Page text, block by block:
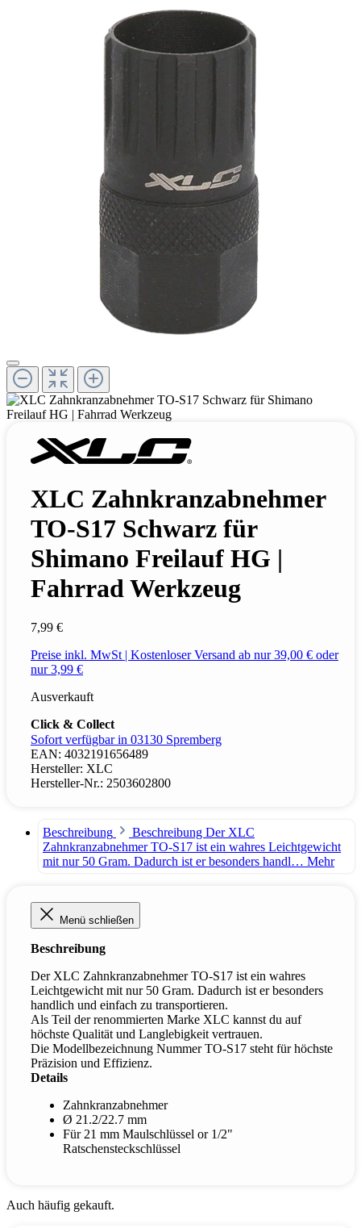
XLC Zahnkranzabnehmer
TO-S17 Schwarz für
Shimano Freilauf HG |
Fahrrad Werkzeug
7,99 €
Preise inkl. MwSt | Kostenloser Versand ab nur 39,00 € oder
nur 3,99 €
Ausverkauft
Click & Collect
Sofort verfügbar in 03130 Spremberg
EAN: 4032191656489
Hersteller: XLC
Hersteller-Nr.: 2503602800
Beschreibung
Beschreibung Der XLC
Zahnkranzabnehmer TO-S17 ist ein wahres Leichtgewicht
mit nur 50 Gram. Dadurch ist er besonders handl… Mehr
Menü schließen
Beschreibung
Der XLC Zahnkranzabnehmer TO-S17 ist ein wahres
Leichtgewicht mit nur 50 Gram. Dadurch ist er besonders
handlich und einfach zu transportieren.
Als Teil der renommierten Marke XLC kannst du auf
höchste Qualität und Langlebigkeit vertrauen.
Die Modellbezeichnung Nummer TO-S17 steht für höchste
Präzision und Effizienz.
Details
Zahnkranzabnehmer
Ø 21.2/22.7 mm
Für 21 mm Maulschlüssel or 1/2"
Ratschensteckschlüssel
Auch häufig gekauft.